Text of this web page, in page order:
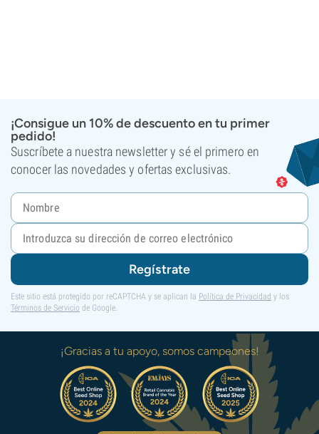
¡Consigue un 10% de descuento en tu primer
pedido!
Suscríbete a nuestra newsletter y sé el primero en
conocer las novedades y ofertas exclusivas.
Regístrate
Este sitio está protegido por reCAPTCHA y se aplican la Política de Privacidad y los
Términos de Servicio de Google.
¡Gracias a tu apoyo, somos campeones!